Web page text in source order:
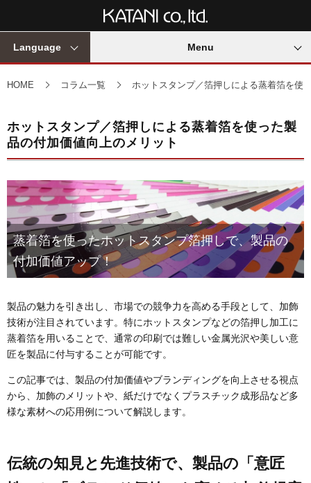
Language Menu
HOME コラム一覧 ホットスタンプ／箔押しによる蒸着箔を使
ホットスタンプ／箔押しによる蒸着箔を使った製
品の付加価値向上のメリット
蒸着箔を使ったホットスタンプ箔押しで、製品の
付加価値アップ！
製品の魅力を引き出し、市場での競争力を高める手段として、加飾
技術が注目されています。特にホットスタンプなどの箔押し加工に
蒸着箔を用いることで、通常の印刷では難しい金属光沢や美しい意
匠を製品に付与することが可能です。
この記事では、製品の付加価値やブランディングを向上させる視点
から、加飾のメリットや、紙だけでなくプラスチック成形品など多
様な素材への応用例について解説します。
伝統の知見と先進技術で、製品の「意匠